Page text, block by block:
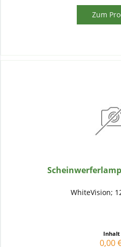
Zum
WhiteVision;
Inhalt
0,00